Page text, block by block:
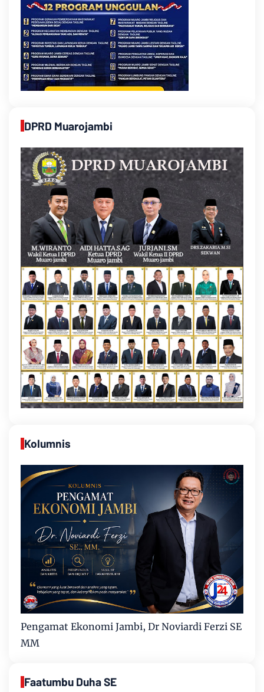
DPRD Muarojambi
Kolumnis
Pengamat Ekonomi Jambi, Dr Noviardi Ferzi SE
MM
Faatumbu Duha SE